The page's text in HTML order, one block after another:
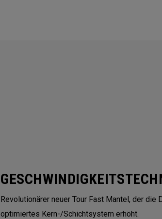
Revolutionärer neuer Tour Fast Mantel, der die
optimiertes Kern-/Schichtsystem erhöht.